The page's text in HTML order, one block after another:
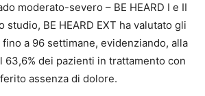
moderato-severo – BE HEARD I e II
studio, BE HEARD EXT ha valutato gli
a 96 settimane, evidenziando, alla
63,6% dei pazienti in trattamento con
assenza di dolore.